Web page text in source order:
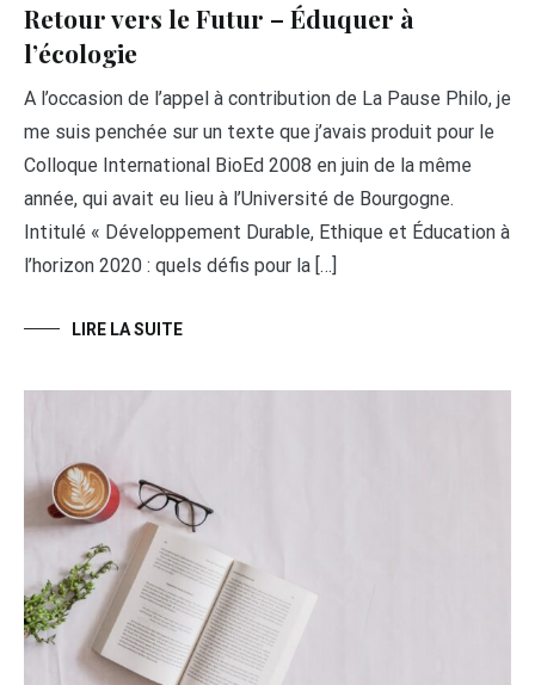
Retour vers le Futur – Éduquer à
l’écologie
A l’occasion de l’appel à contribution de La Pause Philo, je
me suis penchée sur un texte que j’avais produit pour le
Colloque International BioEd 2008 en juin de la même
année, qui avait eu lieu à l’Université de Bourgogne.
Intitulé « Développement Durable, Ethique et Éducation à
l’horizon 2020 : quels défis pour la […]
LIRE LA SUITE